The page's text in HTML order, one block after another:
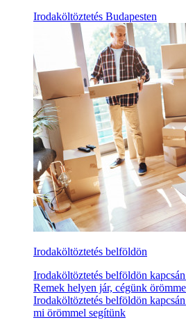
Irodaköltöztetés Budapesten
Irodaköltöztetés belföldön
Irodaköltöztetés belföldön
Remek helyen jár, cégünk
Irodaköltöztetés belföldön
mi örömmel segítünk